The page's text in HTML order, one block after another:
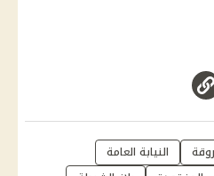
النيابة العامة